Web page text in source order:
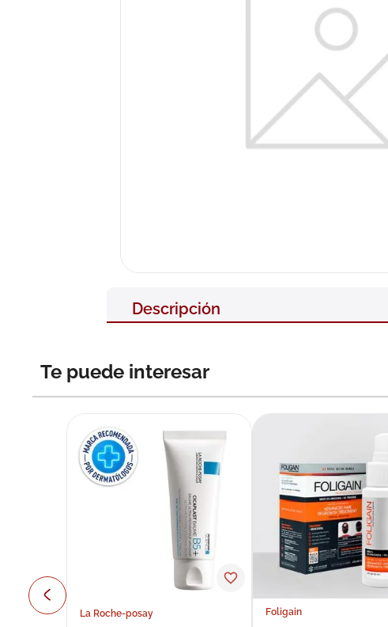
Descripción
Te puede interesar
La Roche-posay Foligain
pañales